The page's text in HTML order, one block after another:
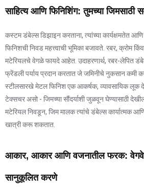
साहित्य आणि फिनिशिंग: तुमच्या जिमसाठी
कस्टम डंबेल्स डिझाइन करताना, त्यांच्या कार्यक्षमतेत
फिनिशची निवड महत्त्वाची भूमिका बजावते. रबर, क्रोम
मटेरियलचे वेगळे फायदे आहेत. उदाहरणार्थ, रबर-लेपित
फ्रेंडली पर्याय प्रदान करतात जे जमिनीचे नुकसान कमी
स्टीलसारखे मेटल फिनिश एक आकर्षक, व्यावसायिक लूक
टेक्सचर असो - जिमच्या सौंदर्याशी जुळवून घेण्यासाठी
मटेरियल निवडून, जिम मालक त्यांचे डंबेल्स कार्यात्मक
खात्री करू शकतात.
आकार, आकार आणि वजनातील फरक:
सानुकूलित करणे